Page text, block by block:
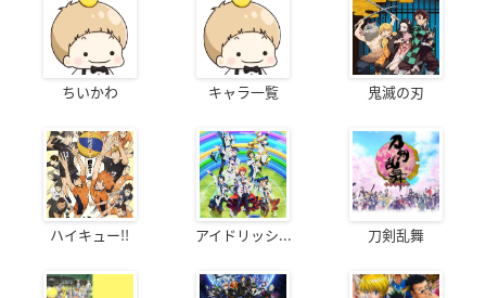
ちいかわ キャラ一覧 鬼滅の刃
ハイキュー!! アイドリッシ... 刀剣乱舞